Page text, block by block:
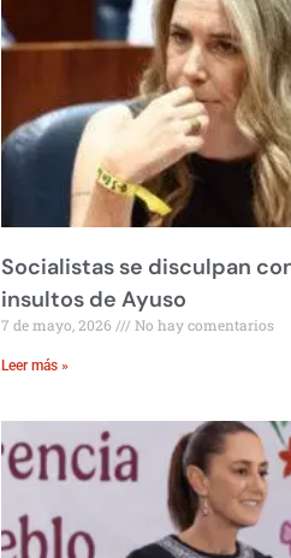
Socialistas se disculpan
insultos de Ayuso
7 de mayo, 2026 No hay comentarios
Leer más »